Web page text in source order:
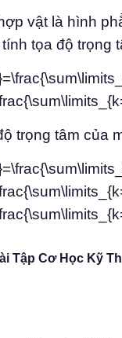
vật là hình
tọa độ trọng
trọng tâm của
Tập Cơ Học Kỹ